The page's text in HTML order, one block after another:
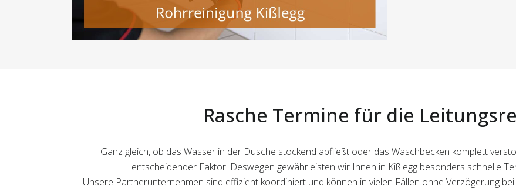
Rasche Termine für die
Ganz gleich, ob das Wasser in der Dusche stockend abfließt oder das Waschbecken komplett
entscheidender Faktor. Deswegen gewährleisten wir Ihnen in Kißlegg besonders schnelle
Unsere Partnerunternehmen sind effizient koordiniert und können in vielen Fällen ohne Verzögerung